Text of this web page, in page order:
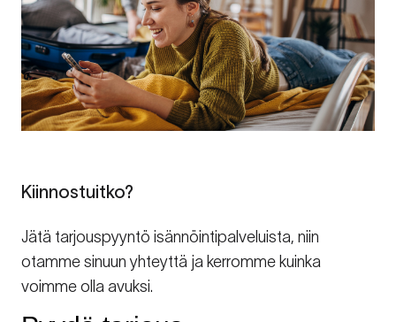
Kiinnostuitko?
Jätä tarjouspyyntö isännöintipalveluista, niin
otamme sinuun yhteyttä ja kerromme kuinka
voimme olla avuksi.